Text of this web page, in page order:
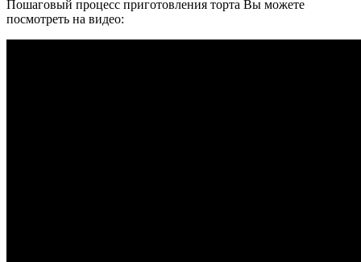
Пошаговый процесс приготовления торта Вы можете
посмотреть на видео: